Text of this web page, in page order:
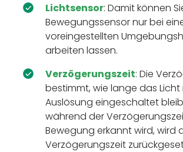
Lichtsensor: Damit können
Bewegungssensor nur bei
voreingestellten
arbeiten lassen.
Verzögerungszeit: Die
bestimmt, wie lange das
Auslösung eingeschaltet
während der
Bewegung erkannt wird, wird
Verzögerungszeit